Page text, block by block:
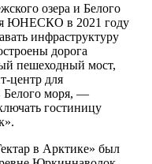
озера и Белого
ЮНЕСКО в 2021 году
инфраструктуру
дорога
пешеходный мост,
центр для
Белого моря, —
гостиницу
в Арктике» был